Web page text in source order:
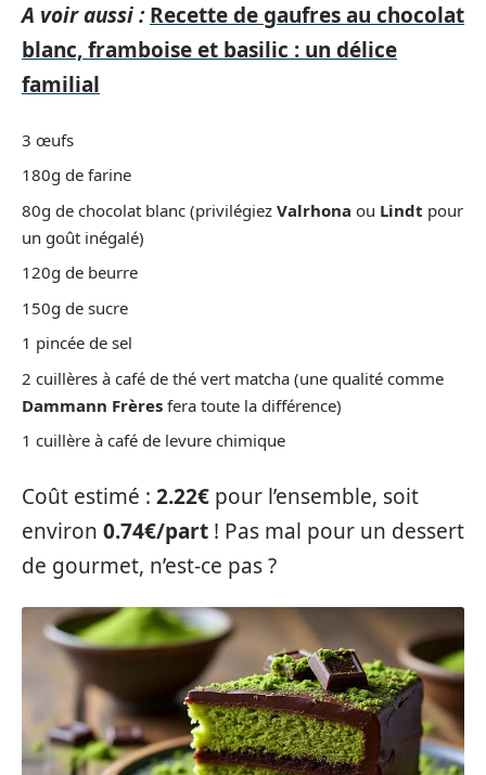
A voir aussi : Recette de gaufres au chocolat
blanc, framboise et basilic : un délice
familial
3 œufs
180g de farine
80g de chocolat blanc (privilégiez Valrhona ou Lindt pour
un goût inégalé)
120g de beurre
150g de sucre
1 pincée de sel
2 cuillères à café de thé vert matcha (une qualité comme
Dammann Frères fera toute la différence)
1 cuillère à café de levure chimique
Coût estimé : 2.22€ pour l’ensemble, soit
environ 0.74€/part ! Pas mal pour un dessert
de gourmet, n’est-ce pas ?